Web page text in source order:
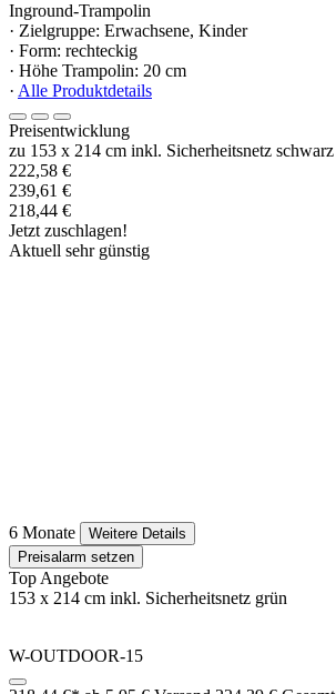
Inground-Trampolin
· Zielgruppe: Erwachsene, Kinder
· Form: rechteckig
· Höhe Trampolin: 20 cm
· Alle Produktdetails
Preisentwicklung
zu 153 x 214 cm inkl. Sicherheitsnetz schwarz
222,58 €
239,61 €
218,44 €
Jetzt zuschlagen!
Aktuell sehr günstig
6 Monate
Weitere Details
Preisalarm setzen
Top Angebote
153 x 214 cm inkl. Sicherheitsnetz grün
W-OUTDOOR-15